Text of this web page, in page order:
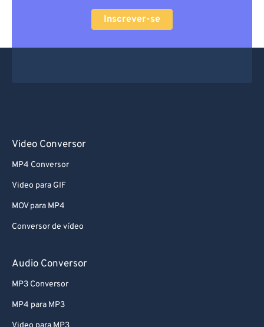
Inscrever-se
Video Conversor
MP4 Conversor
Video para GIF
MOV para MP4
Conversor de vídeo
Audio Conversor
MP3 Conversor
MP4 para MP3